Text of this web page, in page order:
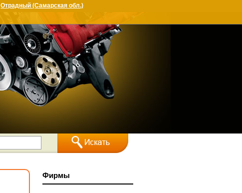
Отрадный (Самарская обл.)
Фирмы